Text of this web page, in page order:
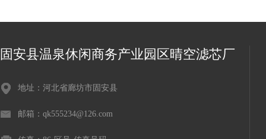
固安县温泉休闲商务产业园区晴空滤芯厂
地址：河北省廊坊市固安县
邮箱：qk555234@126.com